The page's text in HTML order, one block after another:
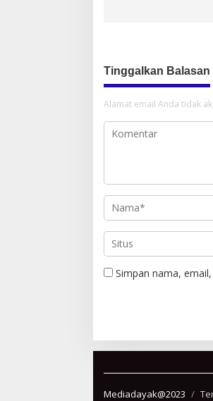
Tinggalkan Balasan
Alamat email Anda tidak
Simpan nama,
Mediadayak@2023